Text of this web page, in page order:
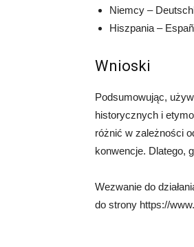
Niemcy –
Hiszpania –
Wnioski
Podsumowując,
historycznych i
różnić w zależności
konwencje. Dlatego,
Wezwanie do
do strony https://